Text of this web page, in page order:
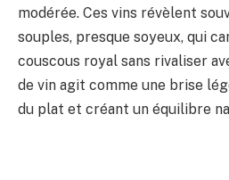
modérée. Ces vins révèlent
souples, presque soyeux, qui
couscous royal sans rivaliser
de vin agit comme une brise
du plat et créant un équilibre